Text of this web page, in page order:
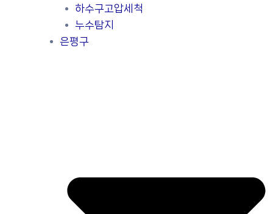
하수구고압세척
누수탐지
은평구